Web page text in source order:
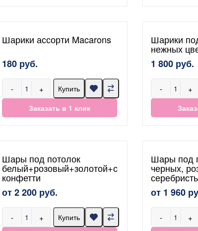
Шарики ассорти Macarons
180 руб.
- +
Купить
Заказать в 1 клик
Шарики
нежных
1 800 руб.
- +
Шары под потолок
белый+розовый+золотой+с
конфетти
от 2 200 руб.
- +
Купить
Шары под
черных,
от 1 960
- +